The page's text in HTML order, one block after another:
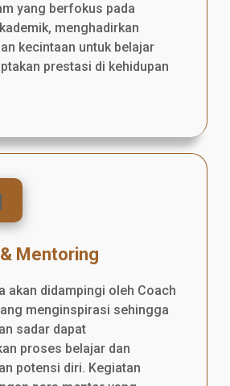
yang berfokus pada
menghadirkan
kecintaan untuk belajar
prestasi di kehidupan
Mentoring
akan didampingi oleh Coach
menginspirasi sehingga
sadar dapat
proses belajar dan
potensi diri. Kegiatan